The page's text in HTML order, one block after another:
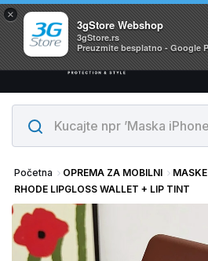
×
3gStore Webshop
3gStore.rs
Preuzmite besplatno - Google
Svi proizvodi su na
Početna OPREMA ZA MOBILNI MASKE
RHODE LIPGLOSS WALLET + LIP TINT